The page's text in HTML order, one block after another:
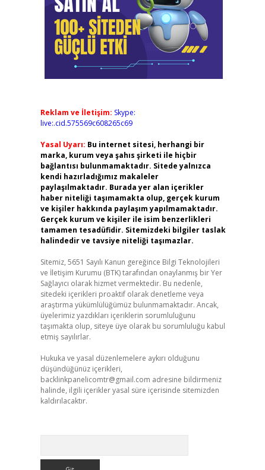
Reklam ve İletişim: Skype:
live:.cid.575569c608265c69
Yasal Uyarı: Bu internet sitesi, herhangi bir
marka, kurum veya şahıs şirketi ile hiçbir
bağlantısı bulunmamaktadır. Sitede yalnızca
kendi hazırladığımız makaleler
paylaşılmaktadır. Burada yer alan içerikler
haber niteliği taşımamakta olup, gerçek kurum
ve kişiler hakkında paylaşım yapılmamaktadır.
Gerçek kurum ve kişiler ile isim benzerlikleri
tamamen tesadüfidir. Sitemizdeki bilgiler taslak
halindedir ve tavsiye niteliği taşımazlar.
Sitemiz, 5651 Sayılı Kanun gereğince Bilgi Teknolojileri
ve İletişim Kurumu (BTK) tarafından onaylanmış bir Yer
Sağlayıcı olarak hizmet vermektedir. Bu nedenle,
sitedeki içerikleri proaktif olarak denetleme veya
araştırma yükümlülüğümüz bulunmamaktadır. Ancak,
üyelerimiz yazdıkları içeriklerin sorumluluğunu
taşımakta olup, siteye üye olarak bu sorumluluğu kabul
etmiş sayılırlar.
Hukuka ve yasal düzenlemelere aykırı olduğunu
düşündüğünüz içerikleri,
backlinkpanelicomtr@gmail.com adresine bildirmeniz
halinde, ilgili içerikler yasal süre içerisinde sitemizden
kaldırılacaktır.